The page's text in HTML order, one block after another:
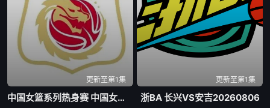
更新至第1集
中国女篮系列热身赛 中国女篮VS尼日利亚女篮20260807
更新至第1集
浙BA 长兴VS安吉20260806